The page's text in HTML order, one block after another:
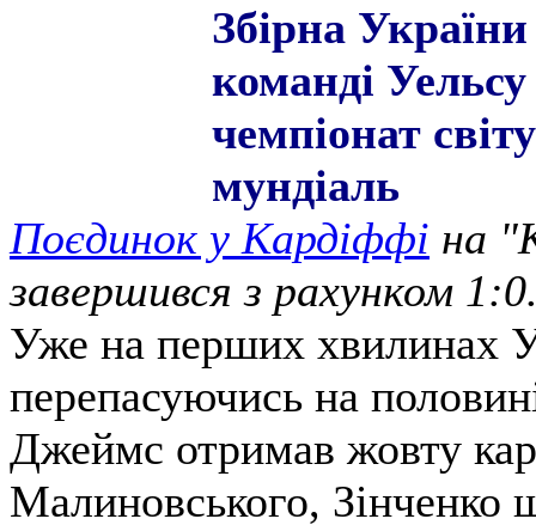
Збірна
команді
чемпіонат
мундіаль
Поєдинок у Кардіффі на
завершився з рахунком
Уже на перших хвилинах
перепасуючись на
Джеймс отримав жовту
Малиновського, Зінченко